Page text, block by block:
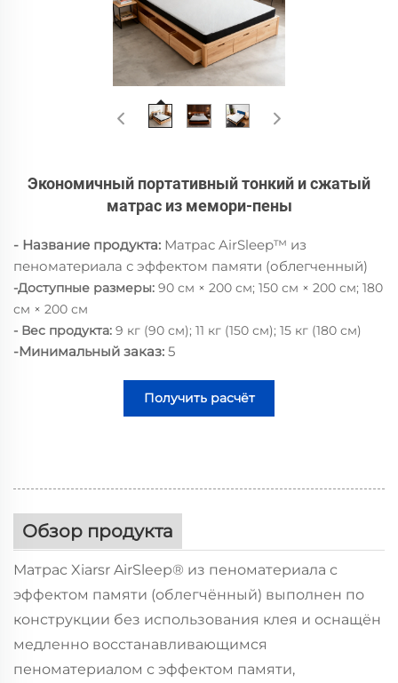
Экономичный портативный тонкий и сжатый
матрас из мемори-пены
- Название продукта: Матрас AirSleep™ из
пеноматериала с эффектом памяти (облегченный)
-Доступные размеры: 90 см × 200 см; 150 см × 200 см; 180
см × 200 см
- Вес продукта: 9 кг (90 см); 11 кг (150 см); 15 кг (180 см)
-Минимальный заказ: 5
Получить расчёт
Обзор продукта
Матрас Xiarsr AirSleep® из пеноматериала с
эффектом памяти (облегчённый) выполнен по
конструкции без использования клея и оснащён
медленно восстанавливающимся
пеноматериалом с эффектом памяти,